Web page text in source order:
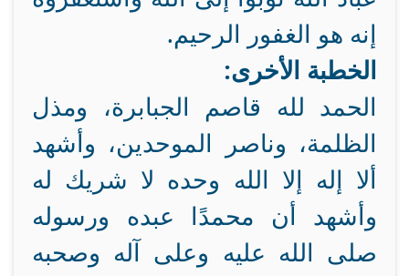
إنه هو الغفور الرحيم.
الخطبة الأخرى:
الحمد لله قاصم الجبابرة، ومذل
الظلمة، وناصر الموحدين، وأشهد
ألا إله إلا الله وحده لا شريك له
وأشهد أن محمدًا عبده ورسوله
صلى الله عليه وعلى آله وصحبه